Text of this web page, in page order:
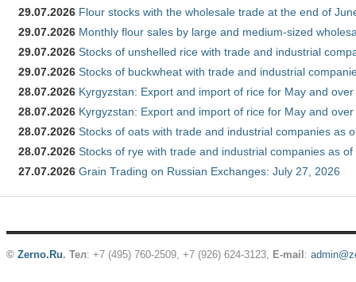
29.07.2026 Flour stocks with the wholesale trade at the end of
29.07.2026 Monthly flour sales by large and medium-sized
29.07.2026 Stocks of unshelled rice with trade and industrial
29.07.2026 Stocks of buckwheat with trade and industrial
28.07.2026 Kyrgyzstan: Export and import of rice for May and
28.07.2026 Kyrgyzstan: Export and import of rice for May and
28.07.2026 Stocks of oats with trade and industrial companies as
28.07.2026 Stocks of rye with trade and industrial companies as
27.07.2026 Grain Trading on Russian Exchanges: July 27, 2026
© Zerno.Ru. Тел: +7 (495) 760-2509, +7 (926) 624-3123, E-mail :